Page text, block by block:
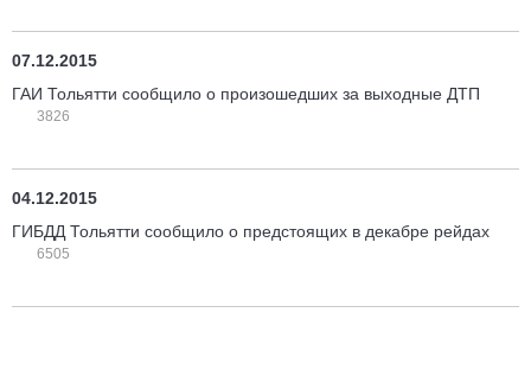
07.12.2015
ГАИ Тольятти сообщило о произошедших за выходные ДТП
3826
04.12.2015
ГИБДД Тольятти сообщило о предстоящих в декабре рейдах
6505